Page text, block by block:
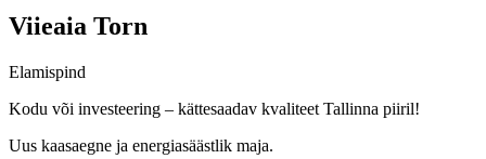
Viieaia Torn
Elamispind
Kodu või investeering – kättesaadav kvaliteet Tallinna piiril!
Uus kaasaegne ja energiasäästlik maja.